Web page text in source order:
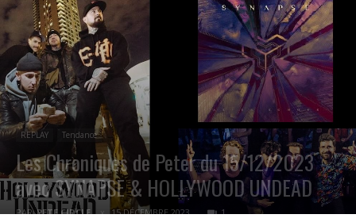
REPLAY Tendance
Les Chroniques de Peter du 15/12/2023
avec SYNAPSE & HOLLYWOOD UNDEAD
PAR PETE CIRCLE 15 DÉCEMBRE 2023 1